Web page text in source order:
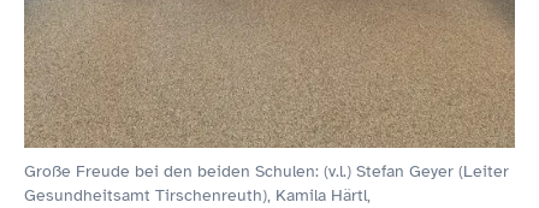
Große Freude bei den beiden Schulen: (v.l.) Stefan Geyer (Leiter
Gesundheitsamt Tirschenreuth), Kamila Härtl,